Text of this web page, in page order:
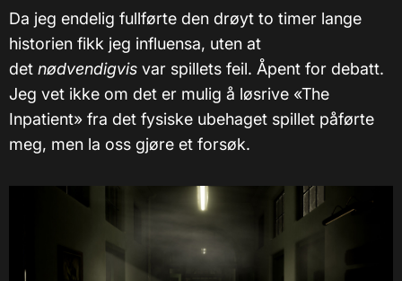
Da jeg endelig fullførte den drøyt to timer lange
historien fikk jeg influensa, uten at
det nødvendigvis var spillets feil. Åpent for debatt.
Jeg vet ikke om det er mulig å løsrive «The
Inpatient» fra det fysiske ubehaget spillet påførte
meg, men la oss gjøre et forsøk.